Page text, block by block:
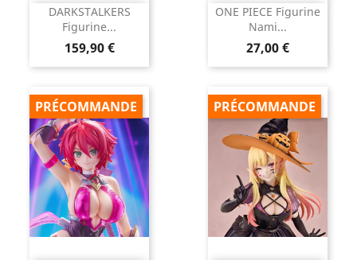
DARKSTALKERS
Figurine...
Prix
159,90 €
ONE PIECE Figurine
Nami...
Prix
27,00 €
PRÉCOMMANDE PRÉCOMMANDE